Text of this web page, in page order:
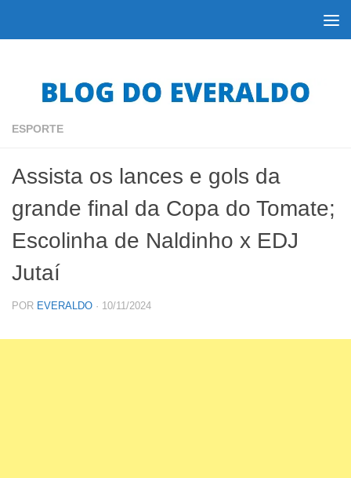
ESPORTE
Assista os lances e gols da
grande final da Copa do Tomate;
Escolinha de Naldinho x EDJ
Jutaí
POR EVERALDO · 10/11/2024